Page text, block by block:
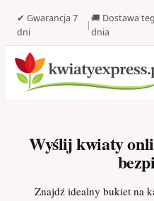
✔ Gwarancja 7
dni
|
🚚 Dostawa
dnia
Wyślij kwiaty
Znajdź idealny bukiet na